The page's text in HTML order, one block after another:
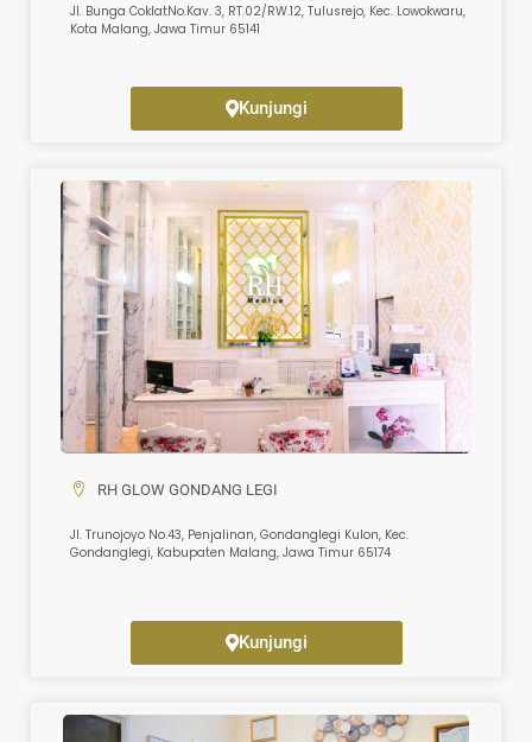
Jl. Bunga CoklatNo.Kav. 3, RT.02/RW.12, Tulusrejo, Kec. Lowokwaru,
Kota Malang, Jawa Timur 65141
Kunjungi
RH GLOW GONDANG LEGI
Jl. Trunojoyo No.43, Penjalinan, Gondanglegi Kulon, Kec.
Gondanglegi, Kabupaten Malang, Jawa Timur 65174
Kunjungi